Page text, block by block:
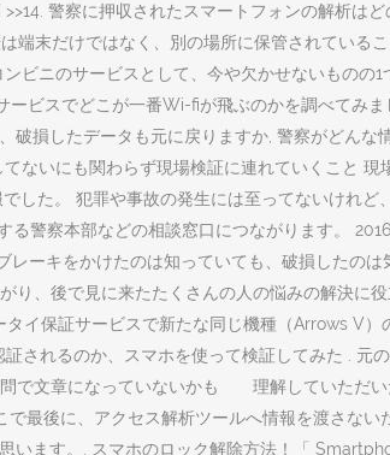
警察に押収されたスマートフォンの解析はど
末だけではなく、別の場所に保管されている
ビニのサービスとして、今や欠かせないものの
ビスでどこが一番Wi-fiが飛ぶのかを調べてみ
損したデータも元に戻りますか, 警察がどんな
いにも関わらず現場検証に連れていくこと 現
した。 犯罪や事故の発生には至ってないけれ
警察本部などの相談窓口につながります。
ーキをかけたのは知っていても、破損したの
り、後で見に来たたくさんの人の悩みの解決に
イ保証サービスで新たな同じ機種（Arrows V）
されるのか、スマホを使って検証してみた . 元
で文章になっていないかも 理解していただい
最後に、アクセス解析ツールへ情報を渡さない
ます。. スマホのロック解除方法！「